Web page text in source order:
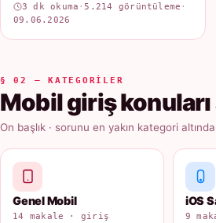
3 dk okuma ·5.214 görüntüleme ·
09.06.2026
§ 02 — KATEGORILER
Mobil giriş
On başlık · sorunu en yakın kategori
Genel Mobil
14 makale · giriş
iOS
9